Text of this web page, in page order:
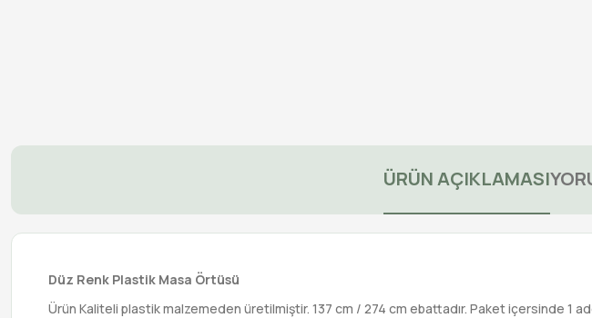
ÜRÜN AÇIKLAMASI
Düz Renk Plastik Masa Örtüsü
Ürün Kaliteli plastik malzemeden üretilmiştir. 137 cm / 274 cm ebattadır. Paket içersinde 1